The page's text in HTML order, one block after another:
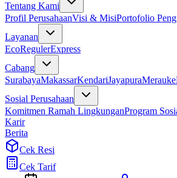
Tentang Kami
Profil PerusahaanVisi & MisiPortofolio
Layanan
EcoRegulerExpress
Cabang
SurabayaMakassarKendariJayapuraMerauke
Sosial Perusahaan
Komitmen Ramah LingkunganProgram
Karir
Berita
Cek Resi
Cek Tarif